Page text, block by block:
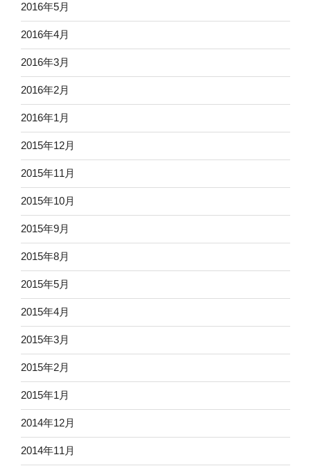
2016年5月
2016年4月
2016年3月
2016年2月
2016年1月
2015年12月
2015年11月
2015年10月
2015年9月
2015年8月
2015年5月
2015年4月
2015年3月
2015年2月
2015年1月
2014年12月
2014年11月